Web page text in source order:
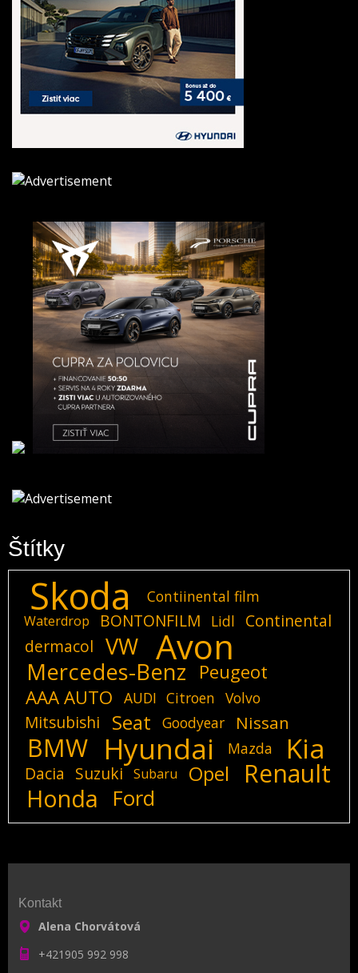
Štítky
Skoda Contiinental film
Waterdrop BONTONFILM Lidl
Continental
dermacol
VW Avon
Mercedes-Benz
Peugeot
AAA AUTO
AUDI Citroen Volvo
Mitsubishi Seat Goodyear Nissan
BMW Hyundai Mazda Kia
Dacia Suzuki Subaru Opel Renault
Honda Ford
Kontakt
Alena Chorvátová
+421905 992 998